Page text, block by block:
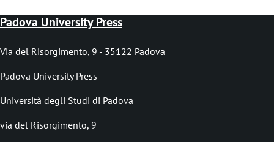
B
r
e
a
d
c
Padova University Press
Via del Risorgimento, 9 - 35122 Padova
Padova University Press
Università degli Studi di Padova
via del Risorgimento, 9